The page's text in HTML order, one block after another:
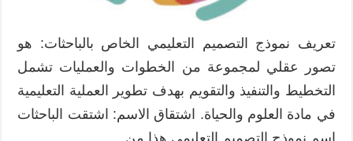
تعريف نموذج التصميم التعليمي الخاص بالباحثات: هو
تصور عقلي لمجموعة من الخطوات والعمليات تشمل
التخطيط والتنفيذ والتقويم بهدف تطوير العملية التعليمية
في مادة العلوم والحياة. اشتقاق الاسم: اشتقت الباحثات